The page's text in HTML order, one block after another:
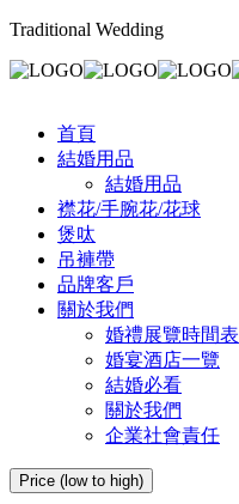
Traditional Wedding
首頁
結婚用品
結婚用品
襟花/手腕花/花球
煲呔
吊褲帶
品牌客戶
關於我們
婚禮展覽時間表
婚宴酒店一覽
結婚必看
關於我們
企業社會責任
Price (low to high)